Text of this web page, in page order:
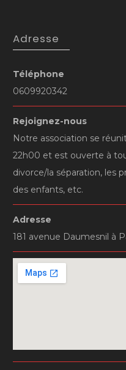
Adresse
Téléphone
0609920342
Notre association se
22h00 et est ouverte à
divorce/la séparation, les
des enfants, etc.
Adresse
181 avenue Daumesnil à